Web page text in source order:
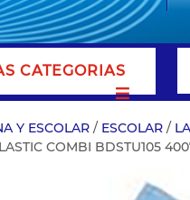
CATEGORIAS
Y ESCOLAR / ESCOLAR /
COMBI BDSTU105